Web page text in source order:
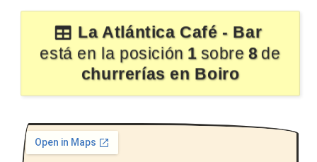
La Atlántica Café - Bar
está en la posición 1 sobre 8 de
churrerías en Boiro